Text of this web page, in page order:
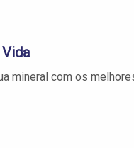
mineral com os